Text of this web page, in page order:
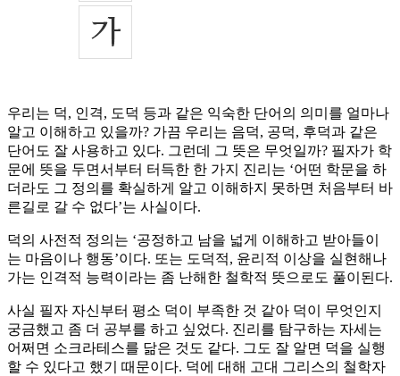
우리는 덕, 인격, 도덕 등과 같은 익숙한 단어의 의미를 얼마나
알고 이해하고 있을까? 가끔 우리는 음덕, 공덕, 후덕과 같은
단어도 잘 사용하고 있다. 그런데 그 뜻은 무엇일까? 필자가 학
문에 뜻을 두면서부터 터득한 한 가지 진리는 ‘어떤 학문을 하
더라도 그 정의를 확실하게 알고 이해하지 못하면 처음부터 바
른길로 갈 수 없다’는 사실이다.
덕의 사전적 정의는 ‘공정하고 남을 넓게 이해하고 받아들이
는 마음이나 행동’이다. 또는 도덕적, 윤리적 이상을 실현해나
가는 인격적 능력이라는 좀 난해한 철학적 뜻으로도 풀이된다.
사실 필자 자신부터 평소 덕이 부족한 것 같아 덕이 무엇인지
궁금했고 좀 더 공부를 하고 싶었다. 진리를 탐구하는 자세는
어쩌면 소크라테스를 닮은 것도 같다. 그도 잘 알면 덕을 실행
할 수 있다고 했기 때문이다. 덕에 대해 고대 그리스의 철학자